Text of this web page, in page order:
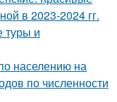
в 2023-2024 гг.
туры и
населению на
по численности